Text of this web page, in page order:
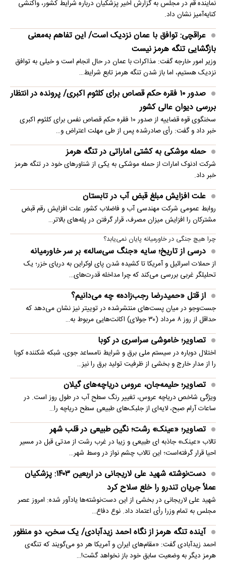
نماینده قم در مجلس به گزارش اخیر پزشکیان درباره شرایط کشور، واکنشی
کنایه‌آمیز نشان داد.
عراقچی: توافق با عمان نزدیک است/ این تفاهم به‌معنی
بازگشایی تنگه هرمز نیست
وزیر امور خارجه گفت: مذاکرات با عمان در حال انجام است و خیلی به توافق
نزدیک هستیم، اما باز شدن تنگه هرمز تابع شرایط…
صدور ۱۰ فقره حکم قصاص برای کلثوم اکبری/ پرونده در انتظار
بررسی دیوان عالی کشور
سخنگوی قوه قضاییه از صدور ۱۰ فقره حکم قصاص نفس برای کلثوم اکبری
خبر داد و گفت: رأی صادرشده پس از طی مهلت اعتراض و…
حمله موشکی به کشتی اماراتی در تنگه هرمز
شرکت ادنوک امارات از حمله موشکی به یکی از شناورهای خود در تنگه هرمز
خبر داد.
علت افزایش مبلغ قبض آب در تابستان
روابط عمومی شرکت مهندسی آب و فاضلاب کشور علت افزایش رقم قبض
مشترکان را افزایش میزان مصرف، قرار گرفتن در پله‌های بالاتر…
چرا هیچ جنگی در خاورمیانه پایان نمی‌یابد؟
درسی از تاریخ؛ سایه «جنگ سی‌ساله» بر سر خاورمیانه
از حملات اسرائیل و آمریکا تا کشیده شدن پای اوکراین به دریای خزر؛ یک
تحلیلگر غربی بررسی می‌کند که چرا مداخله قدرت‌های…
از قتل «حمیدرضا رجب‌زاده» چه می‌دانیم؟
جست‌وجو در میان پست‌های منتشرشده در توییتر نیز نشان می‌دهد که
حداقل از روز ۸ مرداد (۳۰ جولای) اکانت‌هایی مربوط به…
تصاویر؛ خاموشی سراسری در کوبا
اختلال دوباره در سیستم ملی برق و شرایط نامساعد جوی، شبکه شکننده کوبا
را از مدار خارج و بخشی از ظرفیت تولید برق را نیز…
تصاویر؛ حلیمه‌جان، عروس دریاچه‌های گیلان
ویژگی شاخص دریاچه عروس، تغییر رنگ سطح آب در طول روز است. در
ساعات آرام صبح، لایه‌ای از جلبک‌های طبیعی سطح دریاچه را…
تصاویر؛ «عینک» رشت؛ نگین طبیعی در قلب شهر
تالاب «عینک» جاذبه ای طبیعی و زیبا در غرب رشت از مدتی قبل در مسیر
احیا قرار گرفته‌است؛ این تالاب چشم نواز در وسط شهر…
دست‌نوشته شهید علی لاریجانی در اربعین ۱۴۰۳: پزشکیان
عملاً جریان تندرو را خلع سلاح کرد
شهید علی لاریجانی در بخشی از این دست‌نوشته‌ها یادآور شده: امروز عصر
مجلس به تمام وزرا رأی اعتماد داد. نوع دفاع…
آینده تنگه هرمز از نگاه احمد زیدآبادی/ یک سخن، دو منظور
احمد زیدآبادی گفت: «مقام‌های ایران و آمریکا هر دو می‌گویند که تنگه‌ی
هرمز دیگر به وضعیت سابق خود باز نخواهد گشت!…